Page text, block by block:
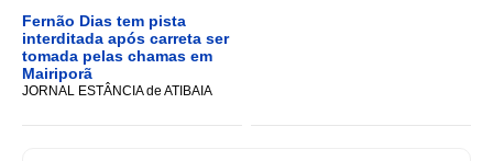
Fernão Dias tem pista
interditada após carreta ser
tomada pelas chamas em
Mairiporã
JORNAL ESTÂNCIA de ATIBAIA